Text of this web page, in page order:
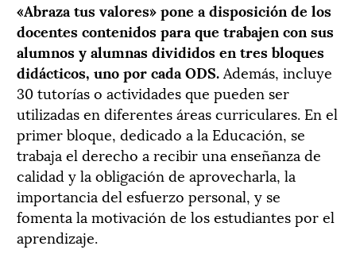
«Abraza tus valores» pone a disposición de los
docentes contenidos para que trabajen con sus
alumnos y alumnas divididos en tres bloques
didácticos, uno por cada ODS.Además, incluye
30 tutorías o actividades que pueden ser
utilizadas en diferentes áreas curriculares. En el
primer bloque, dedicado a la Educación, se
trabaja el derecho a recibir una enseñanza de
calidad y la obligación de aprovecharla, la
importancia del esfuerzo personal, y se
fomenta la motivación de los estudiantes por el
aprendizaje.